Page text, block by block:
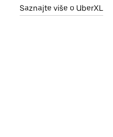
Saznajte više o UberXL